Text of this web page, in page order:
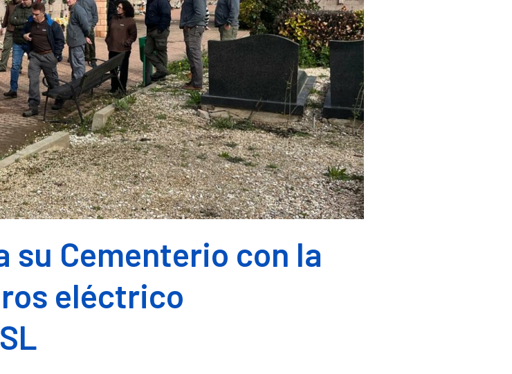
su Cementerio con la
eléctrico